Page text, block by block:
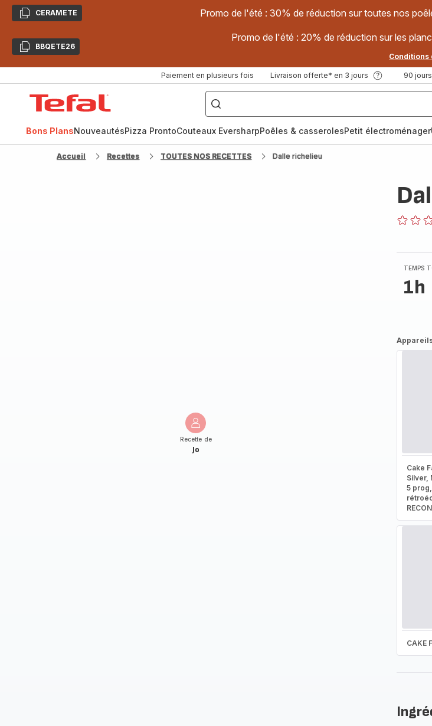
CopierCERAMETE Promo de l'été : 30% de réduction sur toutes nos
CopierBBQETE26
Promo de l'été : 20% de réduction sur les
Conditions
Paiement en plusieurs fois Livraison offerte* en 3 jours 90
["Poêles
inox,
Cake
Factory,
Bons PlansNouveautésPizza ProntoCouteaux EversharpPoêles & casserolesPetit électroménager
Accueil Recettes TOUTES NOS RECETTES Dalle richelieu
Recette de
Jo
TEMPS
1h
Cake
Silver,
5
CAKE